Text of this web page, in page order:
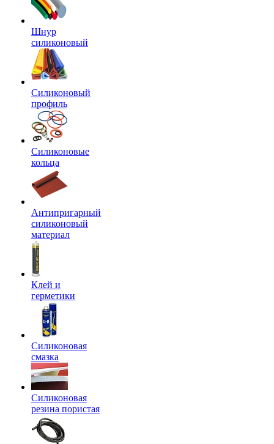
Шнур
силиконовый
Силиконовый
профиль
Силиконовые
кольца
Антипригарный
силиконовый
материал
Клей и
герметики
Силиконовая
смазка
Силиконовая
резина пористая